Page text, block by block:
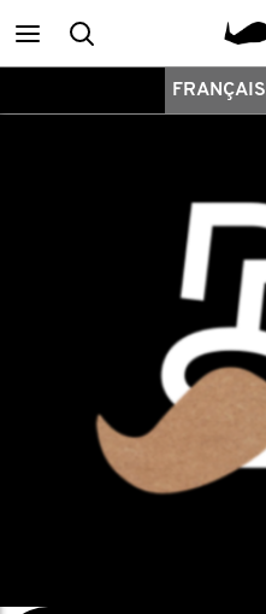
MainRecherche
FRANÇAIS